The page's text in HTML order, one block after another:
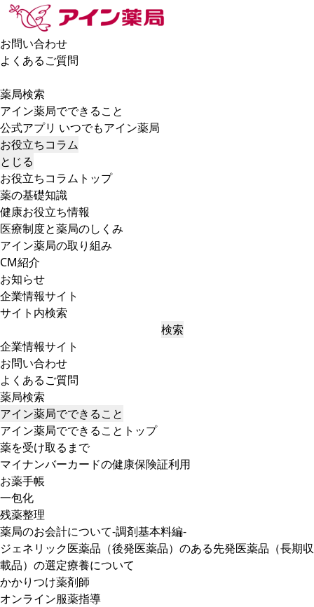
お問い合わせ
よくあるご質問
薬局検索
アイン薬局でできること
公式アプリ いつでもアイン薬局
お役立ちコラム
とじる
お役立ちコラムトップ
薬の基礎知識
健康お役立ち情報
医療制度と薬局のしくみ
アイン薬局の取り組み
CM紹介
お知らせ
企業情報サイト
サイト内検索
検索
企業情報サイト
お問い合わせ
よくあるご質問
薬局検索
アイン薬局でできること
アイン薬局でできることトップ
薬を受け取るまで
マイナンバーカードの健康保険証利用
お薬手帳
一包化
残薬整理
薬局のお会計について-調剤基本料編-
ジェネリック医薬品（後発医薬品）のある先発医薬品（長期収
載品）の選定療養について
かかりつけ薬剤師
オンライン服薬指導